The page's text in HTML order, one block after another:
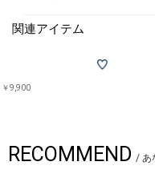
関連アイテム
￥9,900
RECOMMEND / あ